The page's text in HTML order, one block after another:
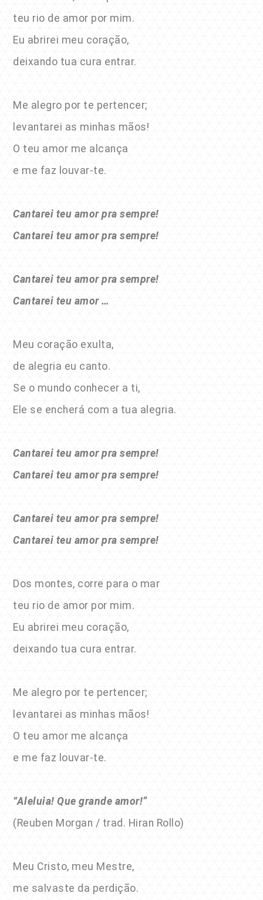
teu rio de amor por mim.
Eu abrirei meu coração,
deixando tua cura entrar.
Me alegro por te pertencer;
levantarei as minhas mãos!
O teu amor me alcança
e me faz louvar-te.
Cantarei teu amor pra sempre!
Cantarei teu amor pra sempre!
Cantarei teu amor pra sempre!
Cantarei teu amor …
Meu coração exulta,
de alegria eu canto.
Se o mundo conhecer a ti,
Ele se encherá com a tua alegria.
Cantarei teu amor pra sempre!
Cantarei teu amor pra sempre!
Cantarei teu amor pra sempre!
Cantarei teu amor pra sempre!
Dos montes, corre para o mar
teu rio de amor por mim.
Eu abrirei meu coração,
deixando tua cura entrar.
Me alegro por te pertencer;
levantarei as minhas mãos!
O teu amor me alcança
e me faz louvar-te.
“Aleluia! Que grande amor!”
(Reuben Morgan / trad. Hiran Rollo)
Meu Cristo, meu Mestre,
me salvaste da perdição.